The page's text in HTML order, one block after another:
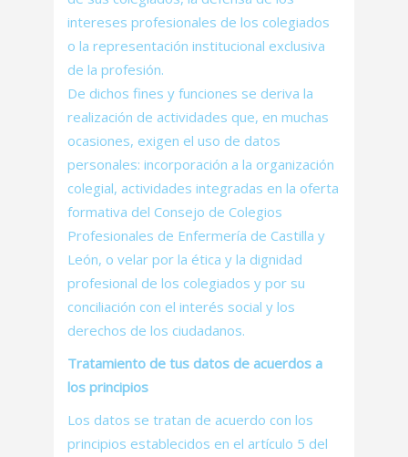
intereses profesionales de los colegiados
o la representación institucional exclusiva
de la profesión.
De dichos fines y funciones se deriva la
realización de actividades que, en muchas
ocasiones, exigen el uso de datos
personales: incorporación a la organización
colegial, actividades integradas en la oferta
formativa del Consejo de Colegios
Profesionales de Enfermería de Castilla y
León, o velar por la ética y la dignidad
profesional de los colegiados y por su
conciliación con el interés social y los
derechos de los ciudadanos.
Tratamiento de tus datos de acuerdos a
los principios
Los datos se tratan de acuerdo con los
principios establecidos en el artículo 5 del